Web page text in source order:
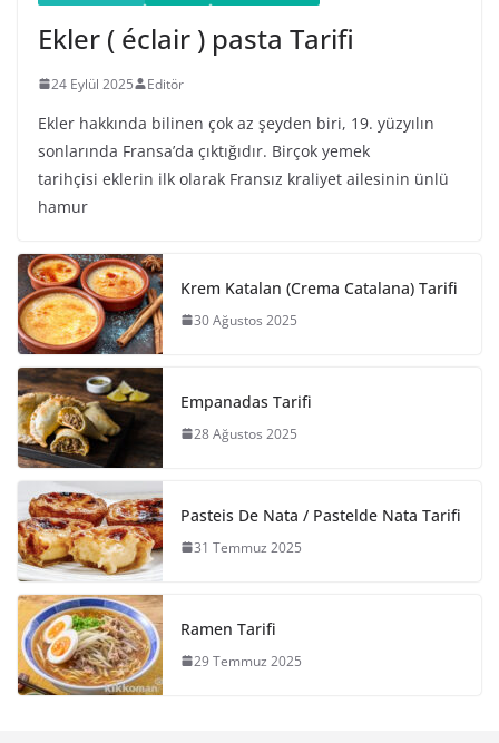
Ekler ( éclair ) pasta Tarifi
24 Eylül 2025 Editör
Ekler hakkında bilinen çok az şeyden biri, 19. yüzyılın
sonlarında Fransa’da çıktığıdır. Birçok yemek
tarihçisi eklerin ilk olarak Fransız kraliyet ailesinin ünlü
hamur
Krem Katalan (Crema Catalana) Tarifi
30 Ağustos 2025
Empanadas Tarifi
28 Ağustos 2025
Pasteis De Nata / Pastelde Nata Tarifi
31 Temmuz 2025
Ramen Tarifi
29 Temmuz 2025